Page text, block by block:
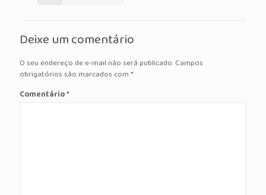
Deixe um comentário
O seu endereço de e-mail não será publicado.Campos
obrigatórios são marcados com*
Comentário*